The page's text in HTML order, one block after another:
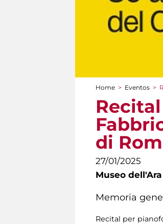
You are
Home > Eventos >
di
27/01/2025
Museo dell'Ara
Memoria
Recital per